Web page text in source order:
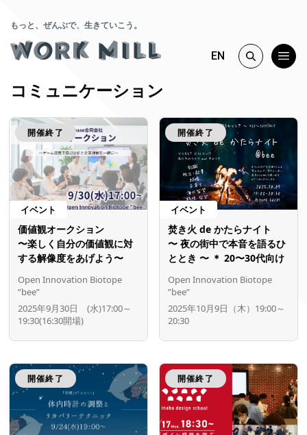
もっと、ぜんぶで、生きていこう。
EN
コミュニケーション
開催終了
イベント
価値観オークション
〜楽しく自分の価値観に対
する解像度をあげよう〜
Open Innovation Biotope
”bee”
2025年9月30日 (水)17:00～
19:30(16:30開場)
開催終了
イベント
焚き火 de かたらナイト
〜 夜の街中で本音を語るひ
ととき 〜 ＊ 20〜30代向け
Open Innovation Biotope
”bee”
2025年10月9日（木）19:00～
20:30
開催終了 開催終了